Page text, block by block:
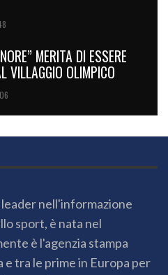
MERITA DI ESSERE
VILLAGGIO OLIMPICO
nell'informazione
sport, è nata nel
è l'agenzia stampa
tra le prime in Europa per